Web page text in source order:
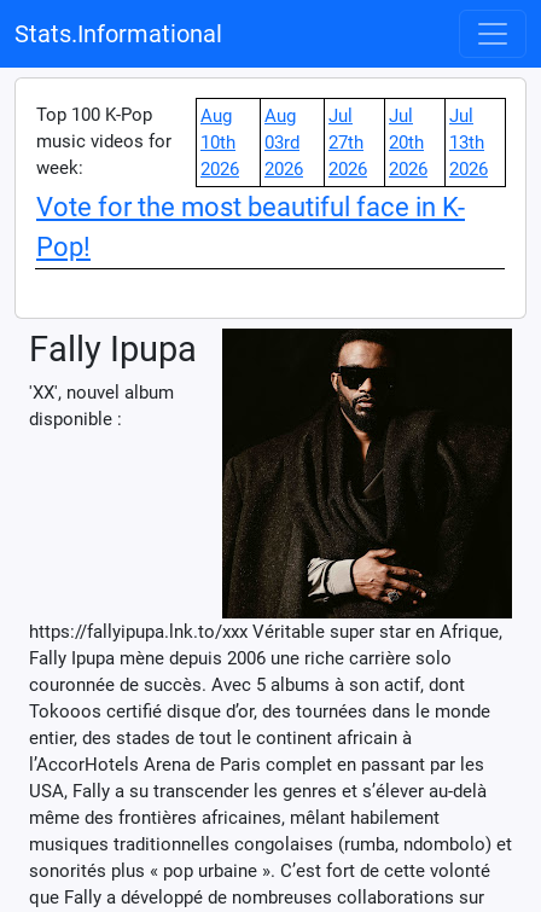
Stats.Informational
Top 100 K-Pop
music videos for
week:
Aug
10th
2026
Aug
03rd
2026
Jul
27th
2026
Jul
20th
2026
Jul
13th
2026
Vote for the most beautiful face in K-
Pop!
Fally Ipupa
'XX', nouvel album
disponible :
https://fallyipupa.lnk.to/xxx Véritable super star en Afrique,
Fally Ipupa mène depuis 2006 une riche carrière solo
couronnée de succès. Avec 5 albums à son actif, dont
Tokooos certifié disque d’or, des tournées dans le monde
entier, des stades de tout le continent africain à
l’AccorHotels Arena de Paris complet en passant par les
USA, Fally a su transcender les genres et s’élever au-delà
même des frontières africaines, mêlant habilement
musiques traditionnelles congolaises (rumba, ndombolo) et
sonorités plus « pop urbaine ». C’est fort de cette volonté
que Fally a développé de nombreuses collaborations sur